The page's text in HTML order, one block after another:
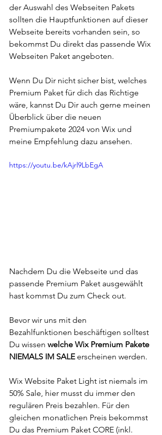
der Auswahl des Webseiten Pakets
sollten die Hauptfunktionen auf dieser
Webseite bereits vorhanden sein, so
bekommst Du direkt das passende Wix
Webseiten Paket angeboten.
Wenn Du Dir nicht sicher bist, welches
Premium Paket für dich das Richtige
wäre, kannst Du Dir auch gerne meinen
Überblick über die neuen
Premiumpakete 2024 von Wix und
meine Empfehlung dazu ansehen.
https://youtu.be/kAjrl9LbEgA
Nachdem Du die Webseite und das
passende Premium Paket ausgewählt
hast kommst Du zum Check out.
Bevor wir uns mit den
Bezahlfunktionen beschäftigen solltest
Du wissen welche Wix Premium Pakete
NIEMALS IM SALE erscheinen werden.
Wix Website Paket Light ist niemals im
50% Sale, hier musst du immer den
regulären Preis bezahlen. Für den
gleichen monatlichen Preis bekommst
Du das Premium Paket CORE (inkl.